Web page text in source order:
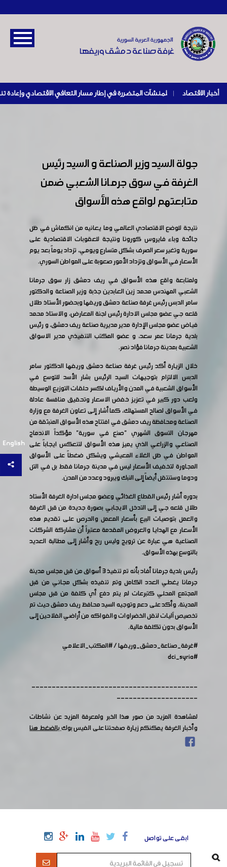
أخبار الاقتصاد |
English
جولة السيد وزير الصناعة و السيد رئيس
الغرفة في سوق جرمانا الشعبي ضمن
متابعتهم لواقع هذه الأسواق
نتيجة للوضع الاقتصادي العالمي وما يعانيه من انكماش في ظل
جائحة وباء فايروس كورونا ونتيجة للعقوبات الاقتصادية على
سورية وتغير سعر الصرف بشكل متسارع ويومي، تزداد يوماً بعد يوم
الأسعار في الأسواق وتزداد الأمور صعوبة على المواطن السوري.
ولمتابعة واقع هذه الأسواق في ريف دمشق زار سوق جرمانا
الشعبي المهندس محمد زين العابدين جذبة وزير الصناعة والدكتور
سامر الدبس رئيس غرفة صناعة دمشق وريفها وبحضور الأستاذ طلال
قلعه جي عضو مجلس الادارة رئيس لجنة المعارض، والاستاذ محمد
فياض عضو مجلس الإدارة مدير مديرية صناعة ريف دمشق، و رئيس
بلدية جرمانا عمر سعد، و عضو المكتب التنفيذي مدير الاسواق
الشعبية بمدينة جرمانا فؤاد نصر.
خلال الزيارة أكد رئيس غرفة صناعة دمشق وريفها الدكتور سامر
الدبس الالتزام بتوجيهات السيد الرئيس بشار الأسد للتوسع في
الأسواق الشعبية في المدن والأرياف لكسر حلقات التوزيع الوسيطة
ولعب دور كبير في تعزيز خفض الاسعار وتحقيق منافسة عادلة
في الأسواق لصالح المستهلك، كما أشار إلى تعاون الغرفة مع وزارة
الصناعة ومحافظة ريف دمشق في افتتاح هذه الأسواق المنبثقة من
مهرجان التسوق الشهري "صنع في سورية" مؤكداً الاندماج
الصناعي والزراعي الذي يميز هذه الأسواق لتنعكس ايجاباً على
المواطن في ظل الغلاء المعيشي ويشكل ضغطاً على الأسواق
المجاورة لتخفيف الأسعار ليس في مدينة جرمانا فقط بل في التل
ودوما وستنتقل أيضاً إلى النبك ويبرود وعدد من المدن.
بدوره أشار رئيس القطاع الغذائي وعضو مجلس ادارة الغرفة الأستاذ
طلال قلعه جي إلى التدخل الايجابي بصورة جديدة من قبل الغرفة
والعمل بتوصيات البيع بأسعار المعمل والحرص على تقديم هذه
الأسعار مع الهدايا والعروض المقدمة معتبراً أن مشاركة الشركات
الصناعية هي عبارة عن ترويج وليس ربح وأشار إلى مطالبة العديد
بالتوسع بهذه الأسواق.
رئيس بلدية جرمانا أفاد بأنه تم تنفيذ 3 أسواق من قبل مجلس مدينة
جرمانا يغطي العدد الكامل وتم تنفيذه بشكل مجاني من قبل
المجتمع المحلي كتبرعات لم يتم دفع أي كلفة من قبل مجلس
المدينة، وأكد على دعم وتوجيه السيد محافظ ريف دمشق حيث تم
تخصيص آليات لنقل الخضراوات والفواكه من أراضي الفلاحين إلى
الأسواق بدون تكلفة مالية.
#غرفة_صناعة_دمشق_وريفها/#المكتب_الاعلامي
#dci_syria
-----------------------------------------
--------------------
لمشاهدة المزيد من صور هذا الخبر ولمعرفة المزيد عن نشاطات
وأخبار الغرفة يمكنكم زيارة صفحتنا على الفيس بوكبالضغط هنا
ابقى على تواصل